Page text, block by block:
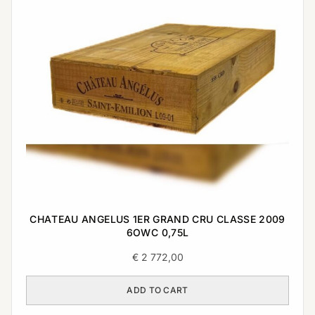
CHATEAU ANGELUS 1ER GRAND CRU CLASSE 2009
6OWC 0,75L
€2 772,00
ADD TO CART